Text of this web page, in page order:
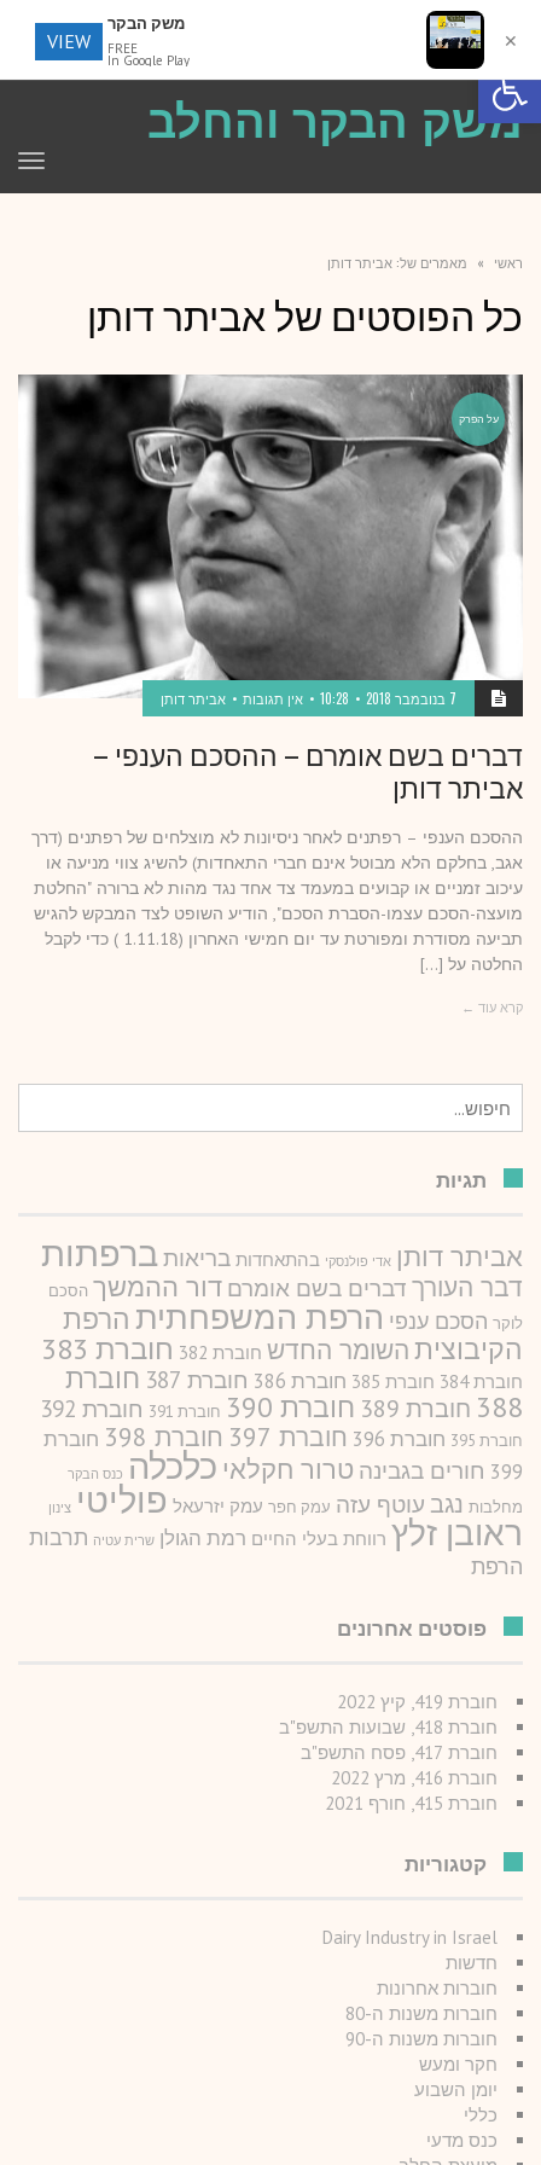
פתח סרגל נגישות
משק הבקר והחלב
ראשי » מאמרים של: אביתר דותן
כל הפוסטים שלאביתר דותן
על הפרק
7 בנובמבר 2018 10:28 אין תגובות אביתר דותן
דברים בשם אומרם – ההסכם הענפי –
אביתר דותן
ההסכם הענפי – רפתנים לאחר ניסיונות לא מוצלחים של רפתנים (דרך
אגב, בחלקם הלא מבוטל אינם חברי התאחדות) להשיג צווי מניעה או
עיכוב זמניים או קבועים במעמד צד אחד נגד מהות לא ברורה "החלטת
מועצה-הסכם עצמו-הסברת הסכם", הודיע השופט לצד המבקש להגיש
תביעה מסודרת ומפורטת עד יום חמישי האחרון (1.11.18 ) כדי לקבל
החלטה על […]
קרא עוד ←
עבור:
תגיות
אביתר דותן אדי פולנסקי בהתאחדות בריאותברפתות
דבר העורך דברים בשם אומרם דור ההמשך הסכם
לוקר הסכם ענפי הרפת המשפחתית הרפת
הקיבוציתהשומר החדש חוברת 382 חוברת 383
חוברת 384 חוברת 385 חוברת 386 חוברת 387
חוברת
388 חוברת 389 חוברת 390 חוברת 391 חוברת 392
חוברת 395 חוברת 396 חוברת 397 חוברת 398
חוברת
399 חורים בגבינה טרור חקלאי כלכלה כנס הבקר
מחלבות נגב עוטף עזה עמק חפר עמק יזרעאל פוליטי צינון
ראובן זלץ רווחת בעלי החיים רמת הגולן שרית עטיה תרבות
הרפת
פוסטים אחרונים
חוברת 419, קיץ 2022
חוברת 418, שבועות התשפ"ב
חוברת 417, פסח התשפ"ב
חוברת 416, מרץ 2022
חוברת 415, חורף 2021
קטגוריות
Dairy Industry in Israel
חדשות
חוברות אחרונות
חוברות משנות ה-80
חוברות משנות ה-90
חקר ומעש
יומן השבוע
כללי
כנס מדעי
✕
משק הבקר
FREE
In Google Play
VIEW